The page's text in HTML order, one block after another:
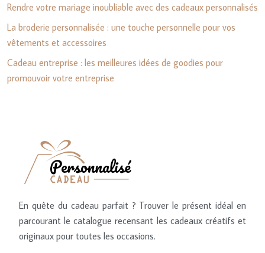
Rendre votre mariage inoubliable avec des cadeaux personnalisés
La broderie personnalisée : une touche personnelle pour vos
vêtements et accessoires
Cadeau entreprise : les meilleures idées de goodies pour
promouvoir votre entreprise
En quête du cadeau parfait ? Trouver le présent idéal en
parcourant le catalogue recensant les cadeaux créatifs et
originaux pour toutes les occasions.